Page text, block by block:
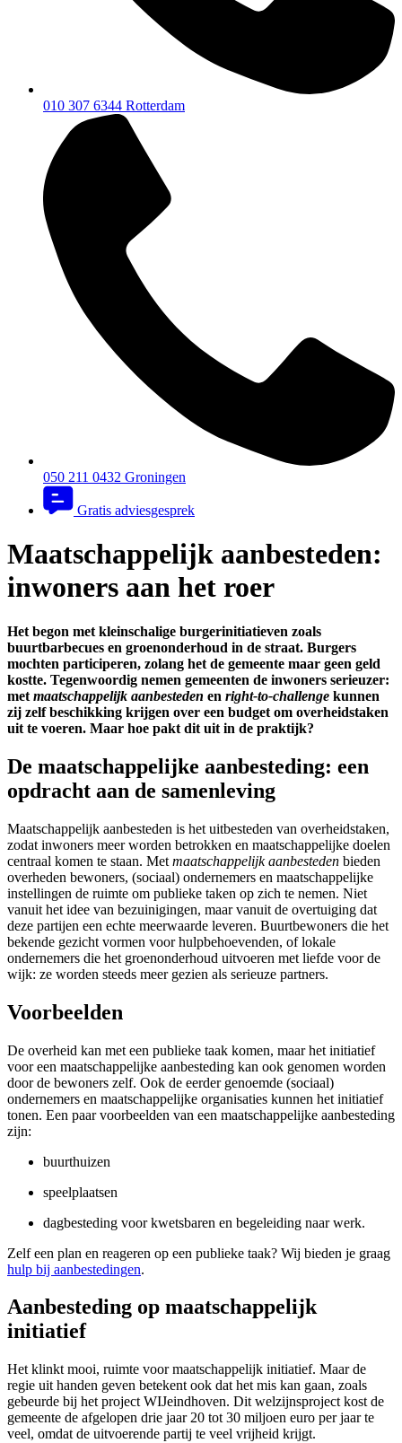
010 307 6344 Rotterdam
050 211 0432 Groningen
Gratis adviesgesprek
Maatschappelijk aanbesteden:
inwoners aan het roer
Het begon met kleinschalige burgerinitiatieven zoals
buurtbarbecues en groenonderhoud in de straat. Burgers
mochten participeren, zolang het de gemeente maar geen geld
kostte. Tegenwoordig nemen gemeenten de inwoners serieuzer:
met maatschappelijk aanbesteden en right-to-challenge kunnen
zij zelf beschikking krijgen over een budget om overheidstaken
uit te voeren. Maar hoe pakt dit uit in de praktijk?
De maatschappelijke aanbesteding: een
opdracht aan de samenleving
Maatschappelijk aanbesteden is het uitbesteden van overheidstaken,
zodat inwoners meer worden betrokken en maatschappelijke doelen
centraal komen te staan. Met maatschappelijk aanbesteden bieden
overheden bewoners, (sociaal) ondernemers en maatschappelijke
instellingen de ruimte om publieke taken op zich te nemen. Niet
vanuit het idee van bezuinigingen, maar vanuit de overtuiging dat
deze partijen een echte meerwaarde leveren. Buurtbewoners die het
bekende gezicht vormen voor hulpbehoevenden, of lokale
ondernemers die het groenonderhoud uitvoeren met liefde voor de
wijk: ze worden steeds meer gezien als serieuze partners.
Voorbeelden
De overheid kan met een publieke taak komen, maar het initiatief
voor een maatschappelijke aanbesteding kan ook genomen worden
door de bewoners zelf. Ook de eerder genoemde (sociaal)
ondernemers en maatschappelijke organisaties kunnen het initiatief
tonen. Een paar voorbeelden van een maatschappelijke aanbesteding
zijn:
buurthuizen
speelplaatsen
dagbesteding voor kwetsbaren en begeleiding naar werk.
Zelf een plan en reageren op een publieke taak? Wij bieden je graag
hulp bij aanbestedingen.
Aanbesteding op maatschappelijk
initiatief
Het klinkt mooi, ruimte voor maatschappelijk initiatief. Maar de
regie uit handen geven betekent ook dat het mis kan gaan, zoals
gebeurde bij het project WIJeindhoven. Dit welzijnsproject kost de
gemeente de afgelopen drie jaar 20 tot 30 miljoen euro per jaar te
veel, omdat de uitvoerende partij te veel vrijheid krijgt.